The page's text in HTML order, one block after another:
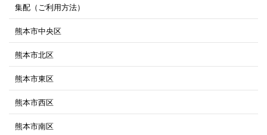
集配（ご利用方法）
熊本市中央区
熊本市北区
熊本市東区
熊本市西区
熊本市南区